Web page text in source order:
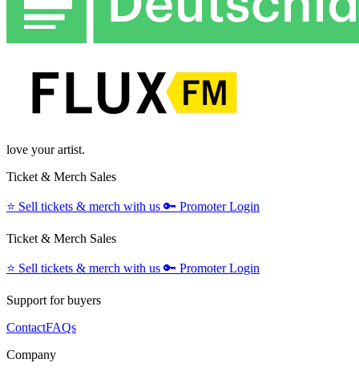
love your artist.
Ticket & Merch Sales
⭐️ Sell tickets & merch with us 🔑 Promoter Login
Ticket & Merch Sales
⭐️ Sell tickets & merch with us 🔑 Promoter Login
Support for buyers
ContactFAQs
Company